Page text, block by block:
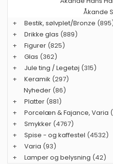
Åkande
+
Bestik, sølvplet/Bronze
+
Drikke glas (889)
+
Figurer (825)
+
Glas (362)
+
Jule ting / Legetøj (315)
+
Keramik (297)
Nyheder (86)
+
Platter (881)
+
Porcelæn & Fajance, Varia
+
Smykker (4767)
+
Spise - og kaffestel (4532)
+
Varia (93)
+
Lamper og belysning (42)